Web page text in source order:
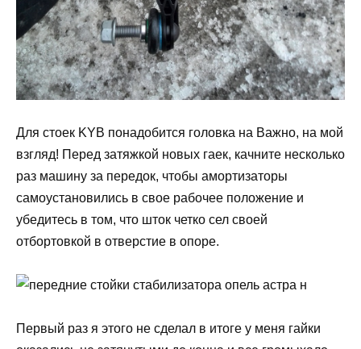
Для стоек KYB понадобится головка на Важно, на мой
взгляд! Перед затяжкой новых гаек, качните несколько
раз машину за передок, чтобы амортизаторы
самоустановились в свое рабочее положение и
убедитесь в том, что шток четко сел своей
отбортовкой в отверстие в опоре.
Первый раз я этого не сделал в итоге у меня гайки